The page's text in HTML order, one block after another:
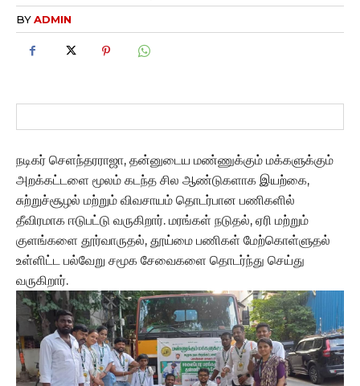
BYADMIN
நடிகர் செளந்தரராஜா, தன்னுடைய மண்ணுக்கும் மக்களுக்கும்
அறக்கட்டளை மூலம் கடந்த சில ஆண்டுகளாக இயற்கை,
சுற்றுச்சூழல் மற்றும் விவசாயம் தொடர்பான பணிகளில்
தீவிரமாக ஈடுபட்டு வருகிறார். மரங்கள் நடுதல், ஏரி மற்றும்
குளங்களை தூர்வாருதல், தூய்மை பணிகள் மேற்கொள்ளுதல்
உள்ளிட்ட பல்வேறு சமூக சேவைகளை தொடர்ந்து செய்து
வருகிறார்.